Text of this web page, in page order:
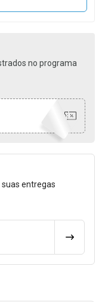
no programa
suas entregas